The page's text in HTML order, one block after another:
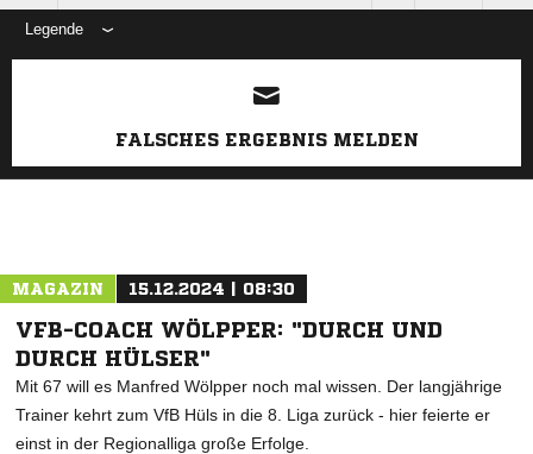
Legende
ANZEIGE
FALSCHES ERGEBNIS MELDEN
MAGAZIN 15.12.2024 | 08:30
VFB-COACH WÖLPPER: "DURCH UND
DURCH HÜLSER"
Mit 67 will es Manfred Wölpper noch mal wissen. Der langjährige
Trainer kehrt zum VfB Hüls in die 8. Liga zurück - hier feierte er
einst in der Regionalliga große Erfolge.